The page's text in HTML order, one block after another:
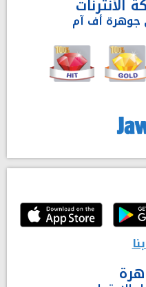
جوهرة أف آم